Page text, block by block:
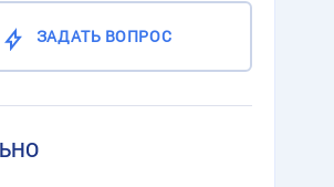
ЗАДАТЬ ВОПРОС